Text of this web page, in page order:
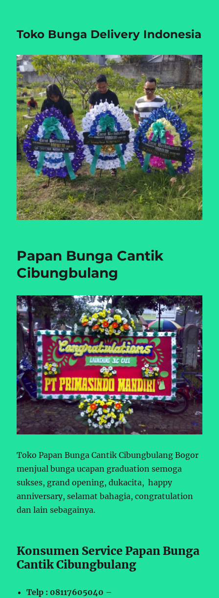
Toko Bunga Delivery Indonesia
Papan Bunga Cantik
Cibungbulang
Toko Papan Bunga Cantik Cibungbulang Bogor
menjual bunga ucapan graduation semoga
sukses, grand opening, dukacita, happy
anniversary, selamat bahagia, congratulation
dan lain sebagainya.
Konsumen Service Papan Bunga
Cantik Cibungbulang
Telp : 08117605040 –